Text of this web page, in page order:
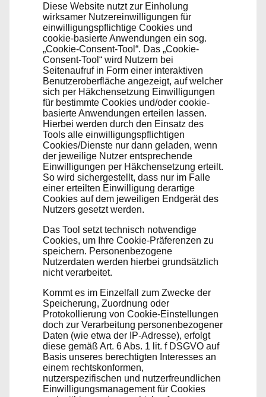
Diese Website nutzt zur Einholung
wirksamer Nutzereinwilligungen für
einwilligungspflichtige Cookies und
cookie-basierte Anwendungen ein sog.
„Cookie-Consent-Tool“. Das „Cookie-
Consent-Tool“ wird Nutzern bei
Seitenaufruf in Form einer interaktiven
Benutzeroberfläche angezeigt, auf welcher
sich per Häkchensetzung Einwilligungen
für bestimmte Cookies und/oder cookie-
basierte Anwendungen erteilen lassen.
Hierbei werden durch den Einsatz des
Tools alle einwilligungspflichtigen
Cookies/Dienste nur dann geladen, wenn
der jeweilige Nutzer entsprechende
Einwilligungen per Häkchensetzung erteilt.
So wird sichergestellt, dass nur im Falle
einer erteilten Einwilligung derartige
Cookies auf dem jeweiligen Endgerät des
Nutzers gesetzt werden.
Das Tool setzt technisch notwendige
Cookies, um Ihre Cookie-Präferenzen zu
speichern. Personenbezogene
Nutzerdaten werden hierbei grundsätzlich
nicht verarbeitet.
Kommt es im Einzelfall zum Zwecke der
Speicherung, Zuordnung oder
Protokollierung von Cookie-Einstellungen
doch zur Verarbeitung personenbezogener
Daten (wie etwa der IP-Adresse), erfolgt
diese gemäß Art. 6 Abs. 1 lit. f DSGVO auf
Basis unseres berechtigten Interesses an
einem rechtskonformen,
nutzerspezifischen und nutzerfreundlichen
Einwilligungsmanagement für Cookies